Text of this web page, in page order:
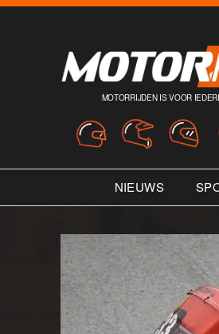
MOTORRIJDEN IS VOOR
NIEUWS